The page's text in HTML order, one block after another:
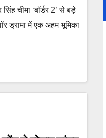
tmovg
चीमा ‘बॉर्डर 2’ से बड़े
ड्रामा में एक अहम भूमिका